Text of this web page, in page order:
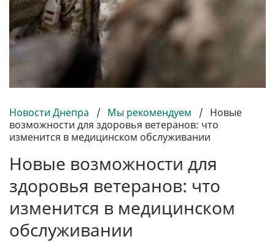
Новости Днепра / Мы рекомендуем / Новые
возможности для здоровья ветеранов: что
изменится в медицинском обслуживании
Новые возможности для
здоровья ветеранов: что
изменится в медицинском
обслуживании